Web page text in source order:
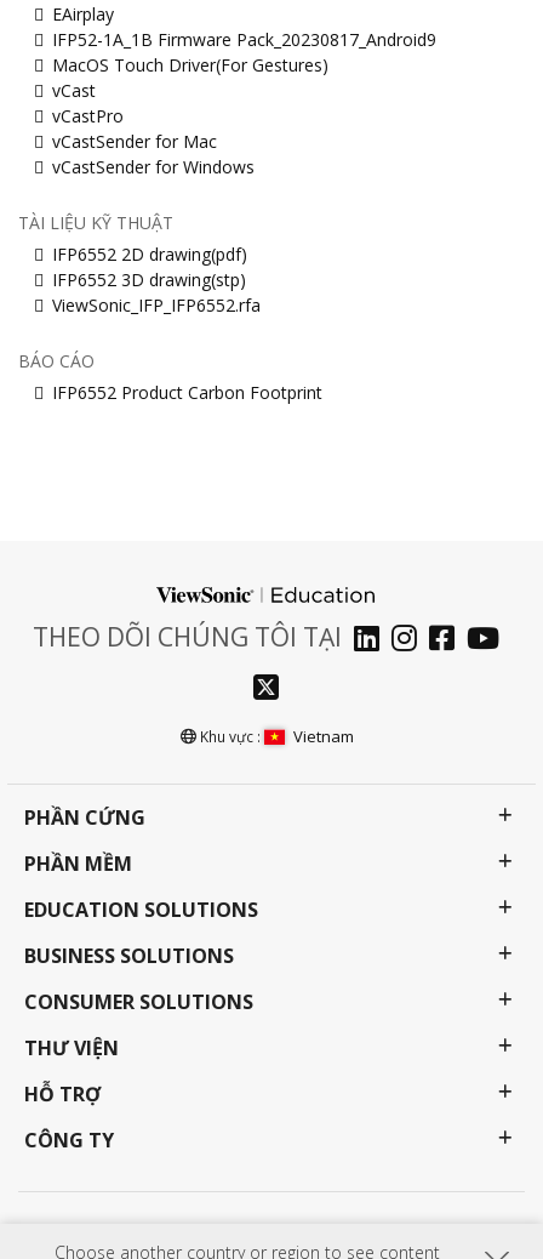
Choose another country or region to see content
EAirplay
IFP52-1A_1B Firmware Pack_20230817_Android9
MacOS Touch Driver(For Gestures)
vCast
vCastPro
vCastSender for Mac
vCastSender for Windows
TÀI LIỆU KỸ THUẬT
IFP6552 2D drawing(pdf)
IFP6552 3D drawing(stp)
ViewSonic_IFP_IFP6552.rfa
BÁO CÁO
IFP6552 Product Carbon Footprint
THEO DÕI CHÚNG TÔI TẠI
Khu vực : Vietnam
PHẦN CỨNG
PHẦN MỀM
EDUCATION SOLUTIONS
BUSINESS SOLUTIONS
CONSUMER SOLUTIONS
THƯ VIỆN
HỖ TRỢ
CÔNG TY